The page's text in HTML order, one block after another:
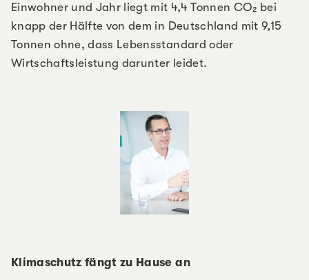
Einwohner und Jahr liegt mit 4,4 Tonnen CO₂ bei
knapp der Hälfte von dem in Deutschland mit 9,15
Tonnen ohne, dass Lebensstandard oder
Wirtschaftsleistung darunter leidet.
Klimaschutz fängt zu Hause an